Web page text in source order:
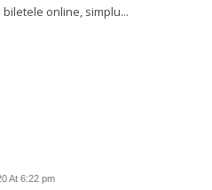
online, simplu...
At 6:22 pm